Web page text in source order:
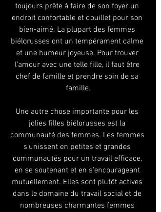
toujours prête à faire de son foyer un
endroit confortable et douillet pour son
bien-aimé. La plupart des femmes
biélorusses ont un tempérament calme
et une humeur joyeuse. Pour trouver
l'amour avec une telle fille, il faut être
chef de famille et prendre soin de sa
famille.
Une autre chose importante pour les
jolies filles biélorusses est la
communauté des femmes. Les femmes
s'unissent en petites et grandes
communautés pour un travail efficace,
en se soutenant et en s'encourageant
mutuellement. Elles sont plutôt actives
dans le domaine du travail social et de
nombreuses charmantes femmes